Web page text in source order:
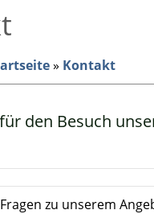
» Kontakt
den Besuch
zu unserem